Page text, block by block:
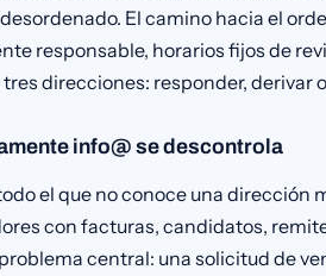
El camino hacia el
responsable, horarios fijos de
direcciones: responder, derivar
info@ se descontrola
el que no conoce una dirección
con facturas, candidatos,
central: una solicitud de